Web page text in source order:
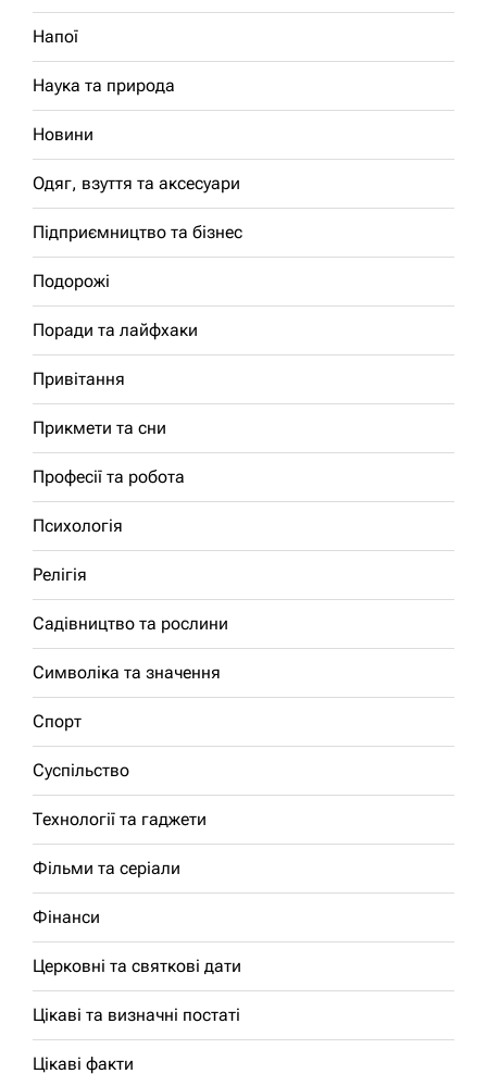
Напої
Наука та природа
Новини
Одяг, взуття та аксесуари
Підприємництво та бізнес
Подорожі
Поради та лайфхаки
Привітання
Прикмети та сни
Професії та робота
Психологія
Релігія
Садівництво та рослини
Символіка та значення
Спорт
Суспільство
Технології та гаджети
Фільми та серіали
Фінанси
Церковні та святкові дати
Цікаві та визначні постаті
Цікаві факти